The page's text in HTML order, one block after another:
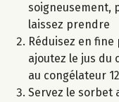
soigneusement,
laissez prendre
Réduisez en
ajoutez le jus du
au congélateur
Servez le sorbet